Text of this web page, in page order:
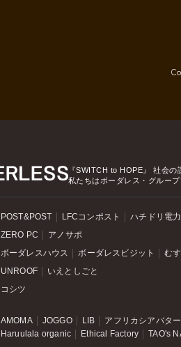
『SWITCH to HOPE』
社会の
私たちはボーダレス・グルー
POST&POST LFCコンポスト ハチドリ電力
ZERO PC アノサポ
ボーダレスハウス ボーダレスビジット む
UNROOF いえとしごと
コシツ
AMOMA JOGGO LIB
アフリカシアバター
Haruulala organic
Ethical Factory TAO's